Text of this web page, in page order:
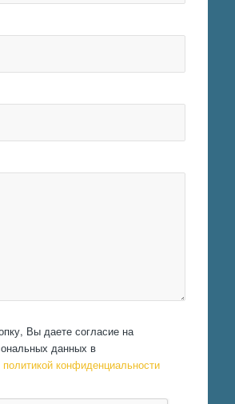
Вы даете согласие на
данных в
политикой конфиденциальности